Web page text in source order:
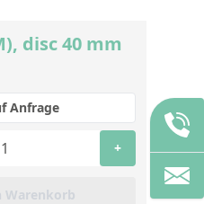
disc 40 mm
Anfrage
+
Warenkorb